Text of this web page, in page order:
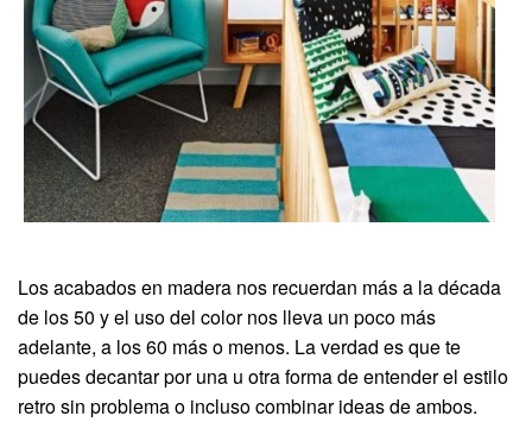
Los acabados en madera nos recuerdan más a la década
de los 50 y el uso del color nos lleva un poco más
adelante, a los 60 más o menos. La verdad es que te
puedes decantar por una u otra forma de entender el estilo
retro sin problema o incluso combinar ideas de ambos.